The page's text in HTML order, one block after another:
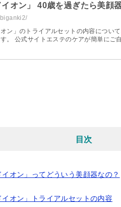
オン」 40歳を過ぎたら美顔
ン」のトライアルセットの内容につい
。 公式サイトエステのケアが簡単に
目次
オン」ってどういう美顔器なの？
オン」トライアルセットの内容